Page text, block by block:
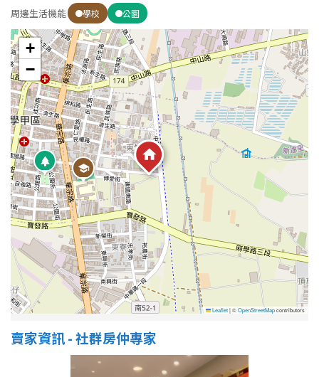
屋齡
不拘
5 年以下
5-10 年 10-20 年
20-30 年 30-40 年
40 年以上
售價
周邊生活機能 學校 公園
+
−
Leaflet|©OpenStreetMapcontributors
賣家資訊 - 社群房仲專家